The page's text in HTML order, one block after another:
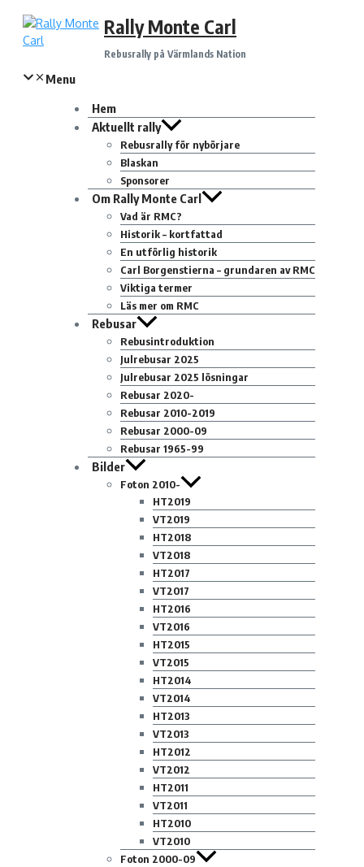
Hoppa
innehåll
Rally Monte Carl
Rebusrally på Värmlands Nation
Menu
Hem
Aktuellt rally
Rebusrally för nybörjare
Blaskan
Sponsorer
Om Rally Monte Carl
Vad är RMC?
Historik – kortfattad
En utförlig historik
Carl Borgenstierna – grundaren av RMC
Viktiga termer
Läs mer om RMC
Rebusar
Rebusintroduktion
Julrebusar 2025
Julrebusar 2025 lösningar
Rebusar 2020-
Rebusar 2010-2019
Rebusar 2000-09
Rebusar 1965-99
Bilder
Foton 2010-
HT2019
VT2019
HT2018
VT2018
HT2017
VT2017
HT2016
VT2016
HT2015
VT2015
HT2014
VT2014
HT2013
VT2013
HT2012
VT2012
HT2011
VT2011
HT2010
VT2010
Foton 2000-09